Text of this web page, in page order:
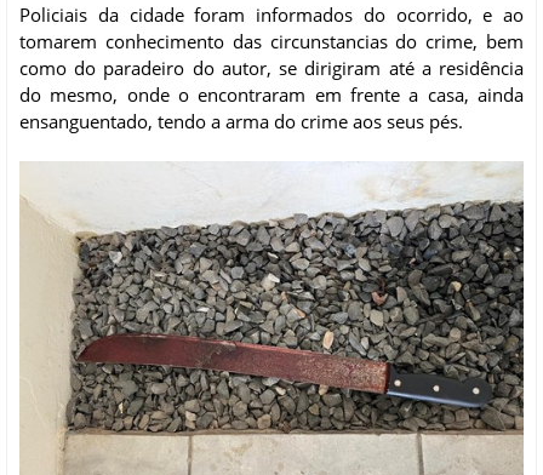
Policiais da cidade foram informados do ocorrido, e ao
tomarem conhecimento das circunstancias do crime, bem
como do paradeiro do autor, se dirigiram até a residência
do mesmo, onde o encontraram em frente a casa, ainda
ensanguentado, tendo a arma do crime aos seus pés.